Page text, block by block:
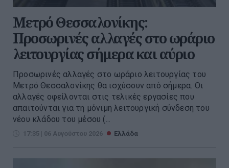
Μετρό Θεσσαλονίκης:
Προσωρινές αλλαγές στο ωράριο
λειτουργίας σήμερα και αύριο
Προσωρινές αλλαγές στο ωράριο λειτουργίας του
Μετρό Θεσσαλονίκης θα ισχύσουν από σήμερα. Οι
αλλαγές οφείλονται στις τελικές εργασίες που
απαιτούνται για τη μόνιμη λειτουργική σύνδεση του
νέου κλάδου του μέσου (...
17:35 | 06 Αυγούστου 2026 Ελλάδα